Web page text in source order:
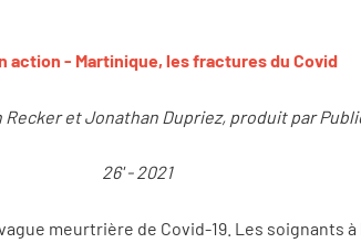
action - Martinique, les fractures du Covid
Recker et Jonathan Dupriez, produit par
26' - 2021
meurtrière de Covid-19. Les soignants